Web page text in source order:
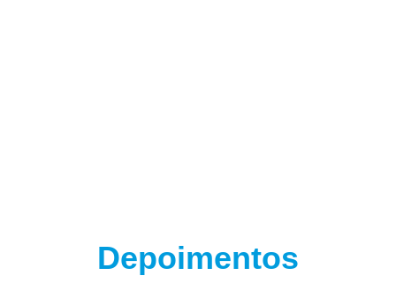
Depoimentos